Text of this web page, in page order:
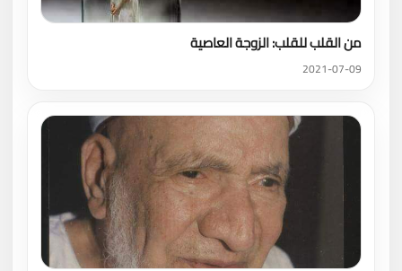
من القلب للقلب: الزوجة العاصية
2021-07-09